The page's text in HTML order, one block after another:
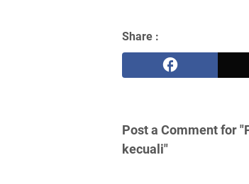
Share :
Post a Comment for
kecuali"